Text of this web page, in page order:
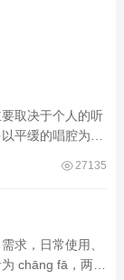
取决于个人的听
平缓的唱腔为
睡前思绪繁杂、
27135
求，日常使用、
chāng fā，两个